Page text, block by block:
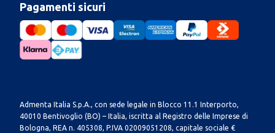
Pagamenti sicuri
Admenta Italia S.p.A., con sede legale in Blocco 11.1 Interporto,
40010 Bentivoglio (BO) – Italia, iscritta al Registro delle Imprese di
Bologna, REA n. 405308, P.IVA 02009051208, capitale sociale €